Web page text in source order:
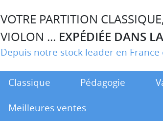
VOTRE PARTITION
VIOLON ... EXPÉDIÉE DANS
Depuis notre stock leader en
Classique Pédagogie
Meilleures ventes